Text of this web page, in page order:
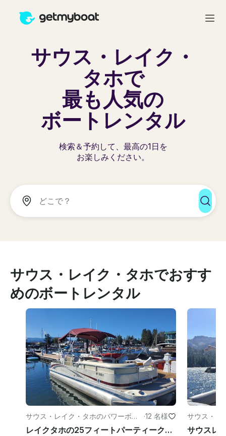
サウス・レイク・
タホで
最も人気の
ボートレンタル
検索＆予約して、最高の1日を
お楽しみください。
サウス・レイク・タホでおすす
めのボートレンタル
サウス・レイク・タホのパワーボー
ト
·12 名様
レイクタホの25フィートパーティークルーザー！(最大12個まで) 花火ショー開催中!!!
サウス・レ